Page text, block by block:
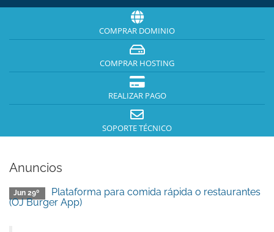
COMPRAR DOMINIO
COMPRAR HOSTING
REALIZAR PAGO
SOPORTE TÉCNICO
Anuncios
Jun 29º
Plataforma para comida rápida o restaurantes
(OJ Burger App)